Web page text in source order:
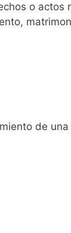
o actos
de una